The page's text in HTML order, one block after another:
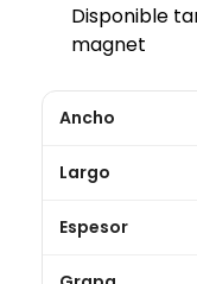
Disponible
magnet
Ancho
Largo
Espesor